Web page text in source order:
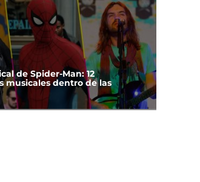
de Spider-Man: 12
musicales dentro de las